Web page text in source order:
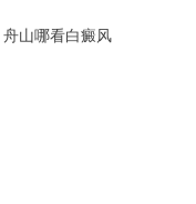
舟山哪看白癜风